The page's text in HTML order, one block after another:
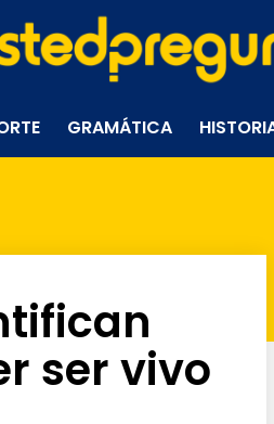
GRAMÁTICA
ser vivo